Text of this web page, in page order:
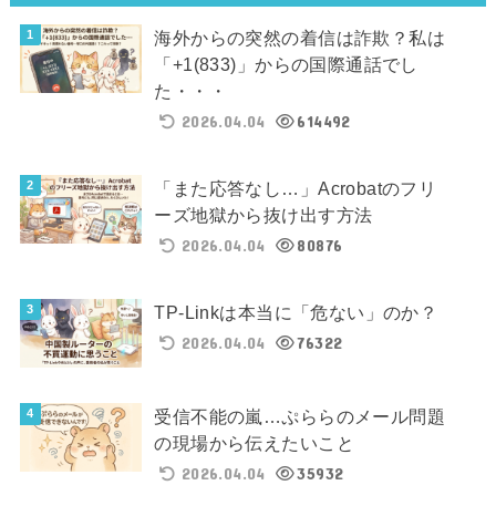
海外からの突然の着信は詐欺？私は
「+1(833)」からの国際通話でし
た・・・
2026.04.04
614492
「また応答なし…」Acrobatのフリ
ーズ地獄から抜け出す方法
2026.04.04
80876
TP-Linkは本当に「危ない」のか？
2026.04.04
76322
受信不能の嵐…ぷららのメール問題
の現場から伝えたいこと
2026.04.04
35932